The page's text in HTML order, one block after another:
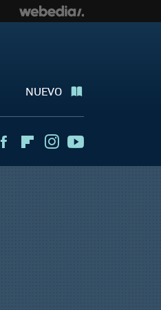
NUEVO
FacebookFlipboardInstagram